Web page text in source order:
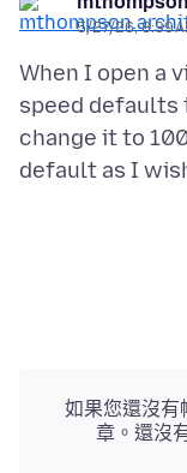
5/27/26, 8:39
When I open a
speed defaults
change it to
如果您還沒有
章。還沒